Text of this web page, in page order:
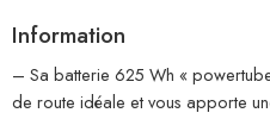
Information
– Sa batterie 625 Wh «
de route idéale et vous apporte